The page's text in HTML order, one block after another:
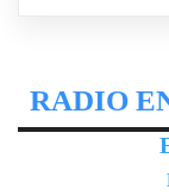
RADIO